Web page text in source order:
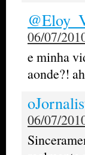
06/07/
e minha
aonde?!
06/07/